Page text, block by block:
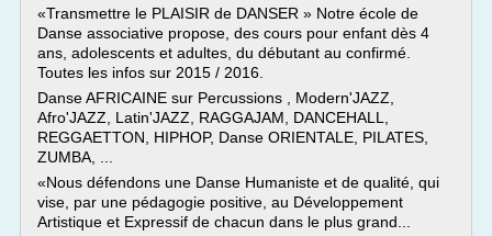
«Transmettre le PLAISIR de DANSER » Notre école de
Danse associative propose, des cours pour enfant dès 4
ans, adolescents et adultes, du débutant au confirmé.
Toutes les infos sur 2015 / 2016.
Danse AFRICAINE sur Percussions , Modern'JAZZ,
Afro'JAZZ, Latin'JAZZ, RAGGAJAM, DANCEHALL,
REGGAETTON, HIPHOP, Danse ORIENTALE, PILATES,
ZUMBA, ...
«Nous défendons une Danse Humaniste et de qualité, qui
vise, par une pédagogie positive, au Développement
Artistique et Expressif de chacun dans le plus grand...